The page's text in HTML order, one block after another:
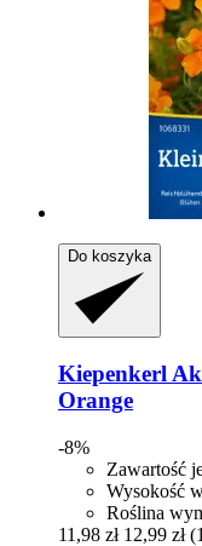
Do koszyka
Kiepenkerl
Orange
-8%
Zawartość
Wysokość
Roślina
11,98 zł 12,99 zł